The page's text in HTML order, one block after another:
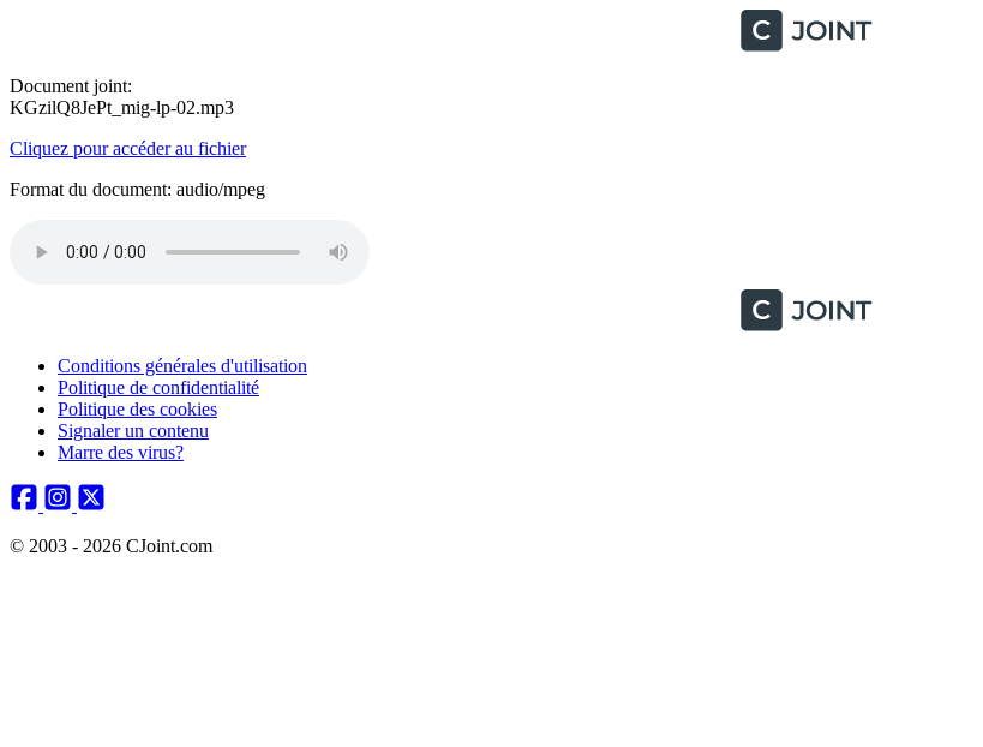
Document joint:
KGzilQ8JePt_mig-lp-02.mp3
Cliquez pour accéder au fichier
Format du document: audio/mpeg
Conditions générales d'utilisation
Politique de confidentialité
Politique des cookies
Signaler un contenu
Marre des virus?
© 2003 - 2026 CJoint.com